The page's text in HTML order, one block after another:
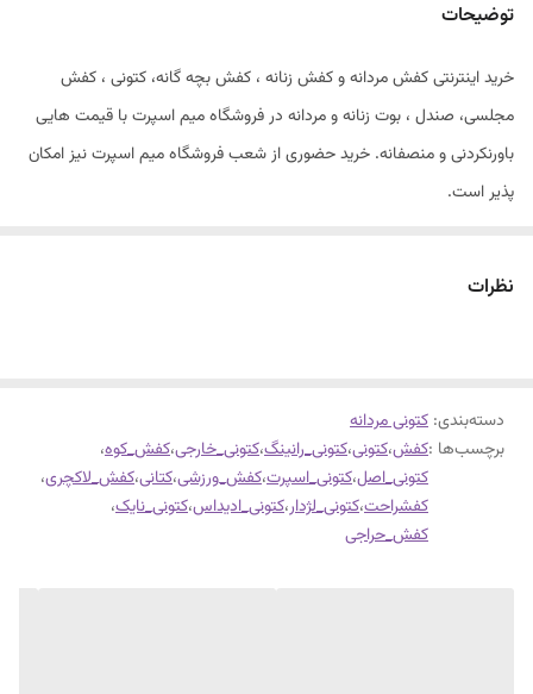
توضیحات
خرید اینترنتی کفش مردانه و کفش زنانه ، کفش بچه گانه، کتونی ، کفش
مجلسی، صندل ، بوت زنانه و مردانه در فروشگاه میم اسپرت با قیمت هایی
باورنکردنی و منصفانه. خرید حضوری از شعب فروشگاه میم اسپرت نیز امکان
پذیر است.
نظرات
دسته‌بندی: کتونی مردانه
برچسب‌ها :کفش،کتونی،کتونی_رانینگ،کتونی_خارجی،کفش_کوه،
کتونی_اصل،کتونی_اسپرت،کفش_ورزشی،کتانی،کفش_لاکچری،
کفشراحت،کتونی_لژدار،کتونی_ادیداس،کتونی_نایک،
کفش_حراجی